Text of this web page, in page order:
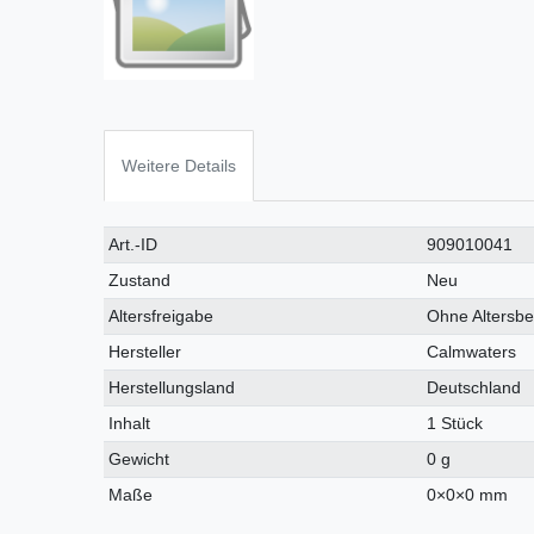
Weitere Details
Art.-ID
909010041
Zustand
Neu
Altersfreigabe
Ohne
Hersteller
Calmwaters
Herstellungsland
Deutschland
Inhalt
1 Stück
Gewicht
0 g
Maße
0×0×0 mm